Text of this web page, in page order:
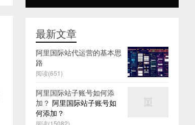
最新文章
阿里国际站代运营的基本思
路
阅读(651)
阿里国际站子账号如何添
加？ 阿里国际站子账号如
何添加？
阅读(15082)